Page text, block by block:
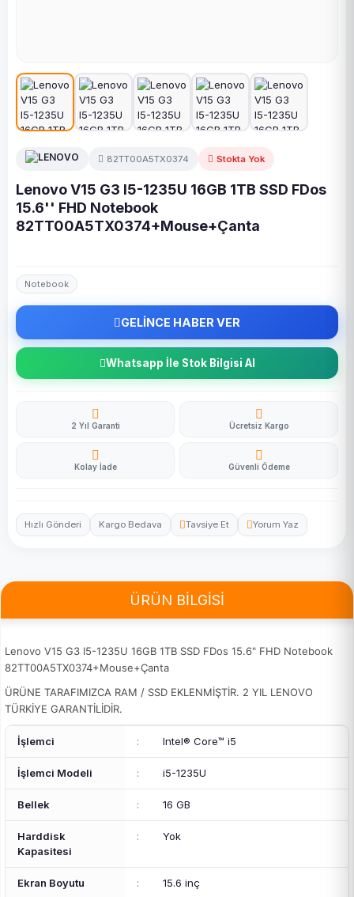
82TT00A5TX0374 Stokta Yok
Lenovo V15 G3 I5-1235U 16GB 1TB SSD FDos
15.6'' FHD Notebook
82TT00A5TX0374+Mouse+Çanta
Notebook
GELİNCE HABER VER
Whatsapp İle Stok Bilgisi Al
2 Yıl Garanti Ücretsiz Kargo
Kolay İade Güvenli Ödeme
Hızlı Gönderi Kargo Bedava Tavsiye Et Yorum Yaz
ÜRÜN BİLGİSİ
Lenovo V15 G3 I5-1235U 16GB 1TB SSD FDos 15.6" FHD Notebook
82TT00A5TX0374+Mouse+Çanta
ÜRÜNE TARAFIMIZCA RAM / SSD EKLENMİŞTİR. 2 YIL LENOVO
TÜRKİYE GARANTİLİDİR.
İşlemci : Intel® Core™ i5
İşlemci Modeli : i5-1235U
Bellek : 16 GB
Harddisk
Kapasitesi
: Yok
Ekran Boyutu : 15.6 inç